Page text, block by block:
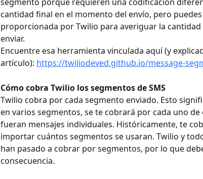
cantidad final en el momento del envío, pero
proporcionada por Twilio para averiguar la
enviar.
Encuentre esa herramienta vinculada aquí (y
artículo): https://twiliodeved.github.io/message-
Cómo cobra Twilio los segmentos de SMS
Twilio cobra por cada segmento enviado. Esto
en varios segmentos, se te cobrará por cada uno
fueran mensajes individuales. Históricamente, te
importar cuántos segmentos se usaran. Twilio y
han pasado a cobrar por segmentos, por lo que
consecuencia.